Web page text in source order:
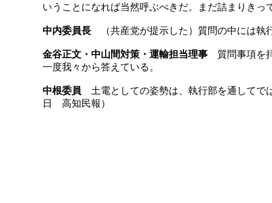
いうことになれば当然呼ぶべきだ。まだ詰まりきっ
中内委員長（共産党が提示した）質問の中には執
金谷正文・中山間対策・運輸担当理事質問事項を拝
一度我々から答えている。
中根委員 土電としての姿勢は、執行部を通してで
日 高知民報）